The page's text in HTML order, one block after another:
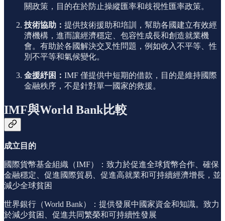
關政策，目的在於防止操縱匯率和歧視性匯率政策。
技術協助： 提供技術援助和培訓，幫助各國建立有效經
濟機構，進而讓經濟穩定、包容性成長和創造就業機
會。有助於各國解決交叉性問題，例如收入不平等、性
別不平等和氣候變化。
金援紓困： IMF 僅提供中短期的借款，目的是維持國際
金融秩序，不是針對單一國家的救援。
IMF與World Bank比較
成立目的
國際貨幣基金組織（IMF）：致力於促進全球貨幣合作、確保
金融穩定、促進國際貿易、促進高就業和可持續經濟增長，並
減少全球貧困
世界銀行（World Bank）：提供發展中國家資金和知識。致力
於減少貧困、促進共同繁榮和可持續性發展